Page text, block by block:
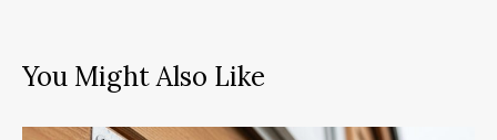
You Might Also Like